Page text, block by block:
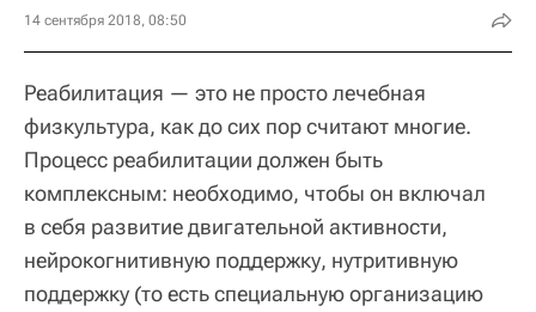
14 сентября 2018, 08:50
Реабилитация — это не просто лечебная
физкультура, как до сих пор считают многие.
Процесс реабилитации должен быть
комплексным: необходимо, чтобы он включал
в себя развитие двигательной активности,
нейрокогнитивную поддержку, нутритивную
поддержку (то есть специальную организацию